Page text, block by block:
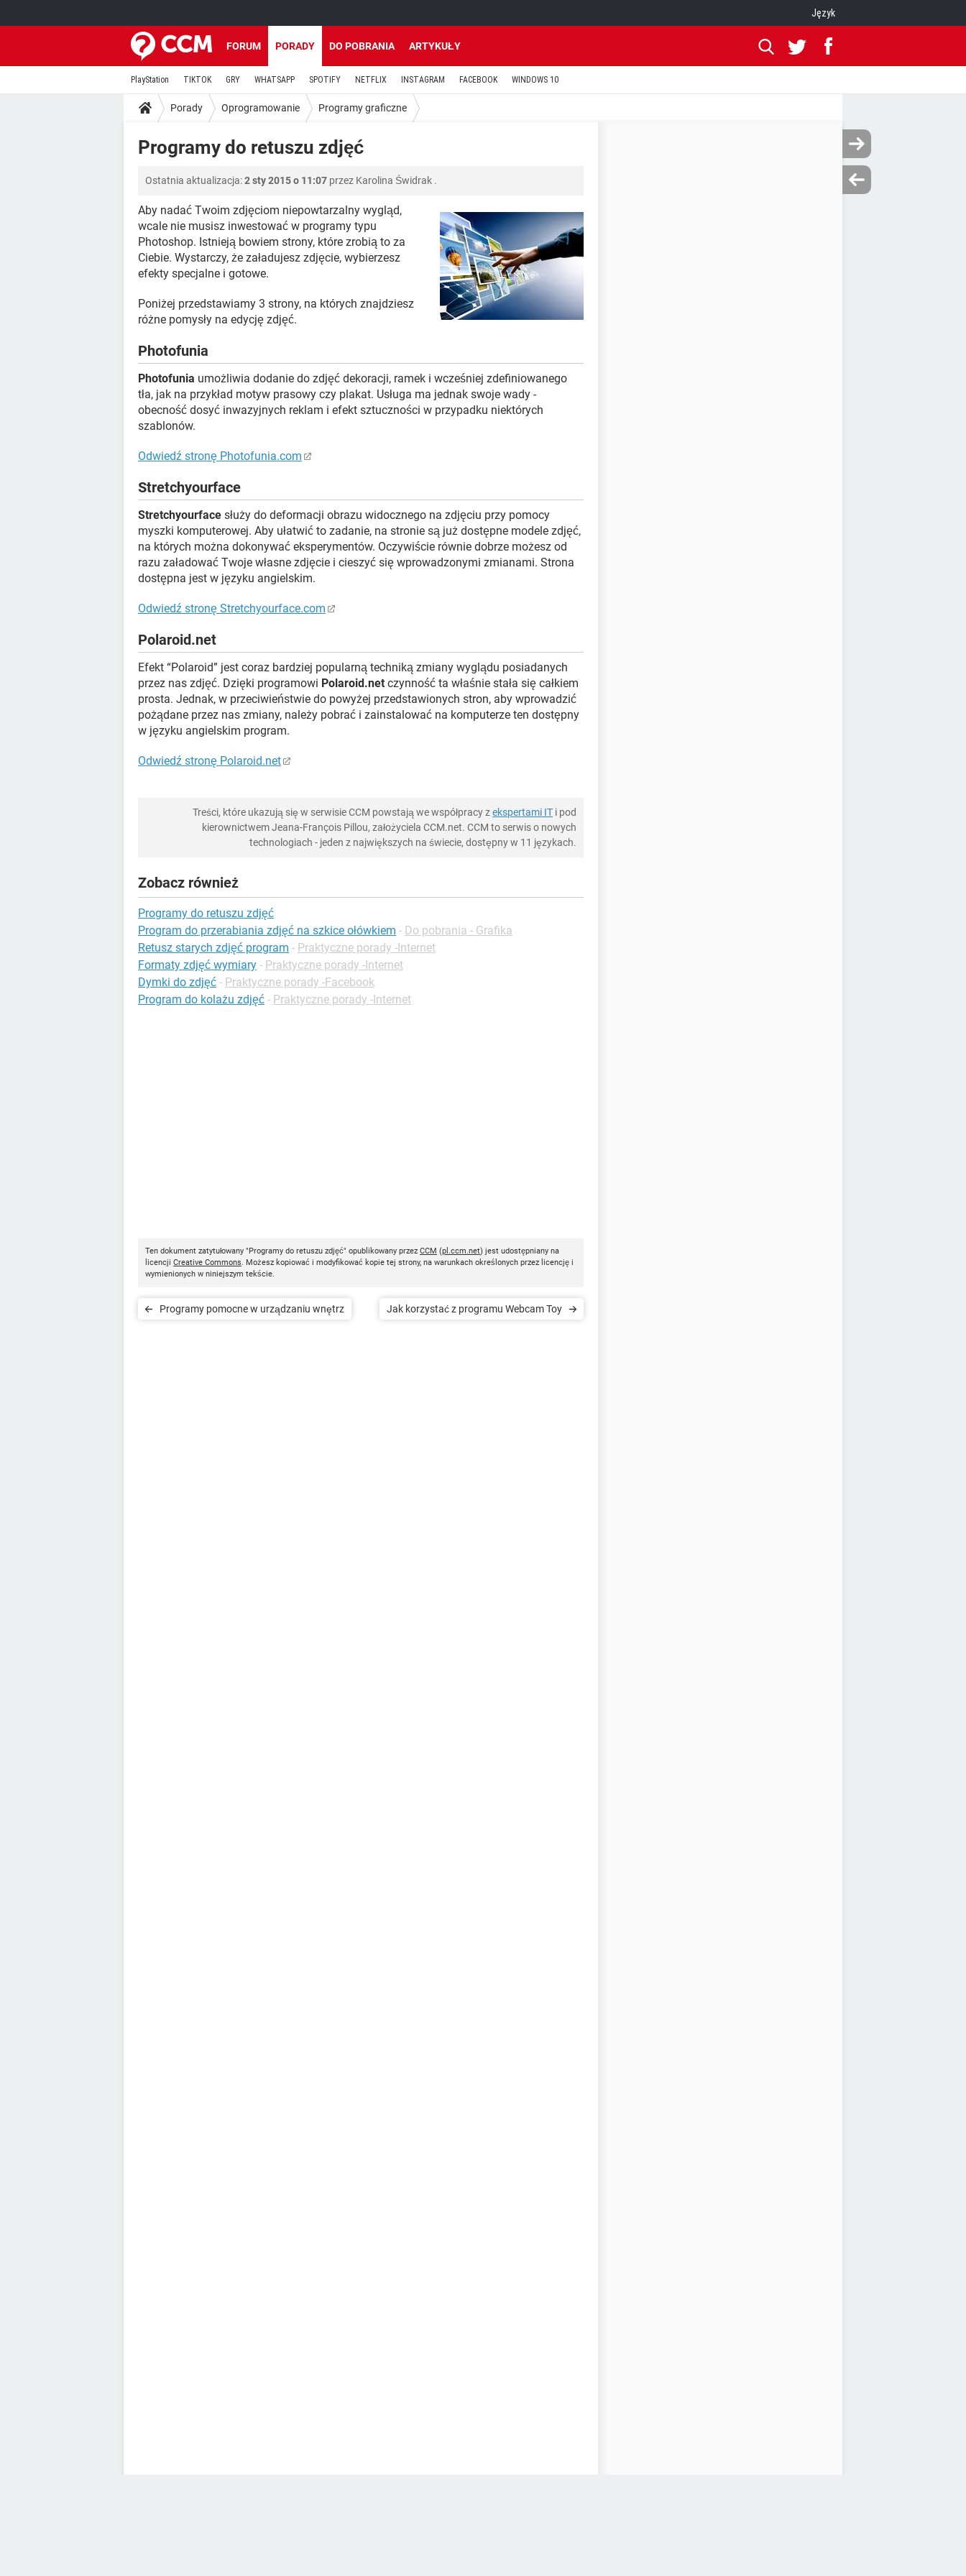
Język
FORUM PORADY DO POBRANIA ARTYKUŁY
PlayStation TIKTOK GRY WHATSAPP SPOTIFY NETFLIX INSTAGRAM FACEBOOK WINDOWS 10
Porady Oprogramowanie Programy graficzne
Programy do retuszu zdjęć
Ostatnia aktualizacja:2 sty 2015 o 11:07 przez Karolina Świdrak .
Aby nadać Twoim zdjęciom niepowtarzalny wygląd,
wcale nie musisz inwestować w programy typu
Photoshop. Istnieją bowiem strony, które zrobią to za
Ciebie. Wystarczy, że załadujesz zdjęcie, wybierzesz
efekty specjalne i gotowe.
Poniżej przedstawiamy 3 strony, na których znajdziesz
różne pomysły na edycję zdjęć.
Photofunia
Photofunia umożliwia dodanie do zdjęć dekoracji, ramek i wcześniej zdefiniowanego
tła, jak na przykład motyw prasowy czy plakat. Usługa ma jednak swoje wady -
obecność dosyć inwazyjnych reklam i efekt sztuczności w przypadku niektórych
szablonów.
Odwiedź stronę Photofunia.com
Stretchyourface
Stretchyourface służy do deformacji obrazu widocznego na zdjęciu przy pomocy
myszki komputerowej. Aby ułatwić to zadanie, na stronie są już dostępne modele zdjęć,
na których można dokonywać eksperymentów. Oczywiście równie dobrze możesz od
razu załadować Twoje własne zdjęcie i cieszyć się wprowadzonymi zmianami. Strona
dostępna jest w języku angielskim.
Odwiedź stronę Stretchyourface.com
Polaroid.net
Efekt “Polaroid” jest coraz bardziej popularną techniką zmiany wyglądu posiadanych
przez nas zdjęć. Dzięki programowi Polaroid.net czynność ta właśnie stała się całkiem
prosta. Jednak, w przeciwieństwie do powyżej przedstawionych stron, aby wprowadzić
pożądane przez nas zmiany, należy pobrać i zainstalować na komputerze ten dostępny
w języku angielskim program.
Odwiedź stronę Polaroid.net
Treści, które ukazują się w serwisie CCM powstają we współpracy zekspertami IT i pod
kierownictwem Jeana-François Pillou, założyciela CCM.net. CCM to serwis o nowych
technologiach - jeden z największych na świecie, dostępny w 11 językach.
Zobacz również
Programy do retuszu zdjęć
Program do przerabiania zdjęć na szkice ołówkiem - Do pobrania - Grafika
Retusz starych zdjęć program - Praktyczne porady -Internet
Formaty zdjęć wymiary - Praktyczne porady -Internet
Dymki do zdjęć - Praktyczne porady -Facebook
Program do kolażu zdjęć - Praktyczne porady -Internet
Ten dokument zatytułowany "Programy do retuszu zdjęć" opublikowany przez CCM (pl.ccm.net) jest udostępniany na
licencji Creative Commons. Możesz kopiować i modyfikować kopie tej strony, na warunkach określonych przez licencję i
wymienionych w niniejszym tekście.
Programy pomocne w urządzaniu wnętrz Jak korzystać z programu Webcam Toy